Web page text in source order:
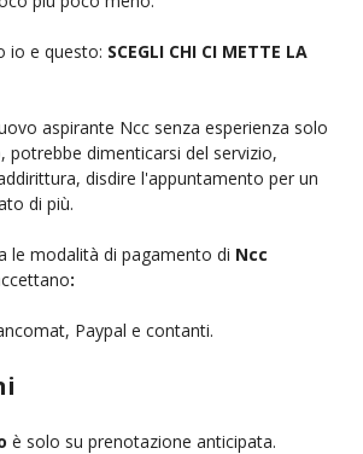
io e questo: SCEGLI CHI CI METTE LA
aspirante Ncc senza esperienza solo
potrebbe dimenticarsi del servizio,
disdire l'appuntamento per un
di più.
le modalità di pagamento di Ncc
:
Paypal e contanti.
è solo su prenotazione anticipata.